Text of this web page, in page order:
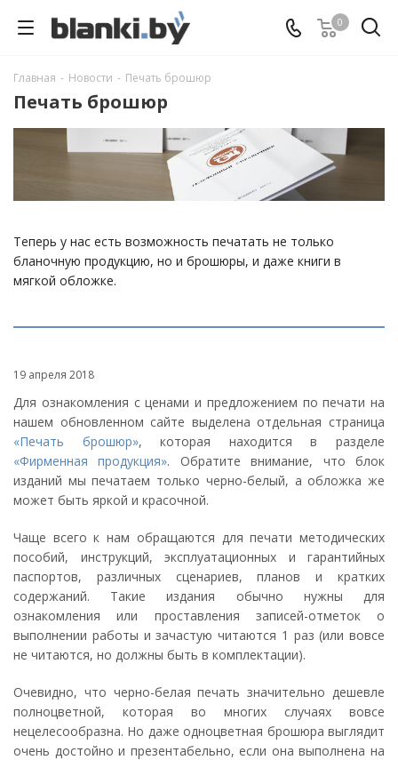
0
Главная - Новости - Печать брошюр
Печать брошюр
Теперь у нас есть возможность печатать не только
бланочную продукцию, но и брошюры, и даже книги в
мягкой обложке.
19 апреля 2018
Для ознакомления с ценами и предложением по печати на
нашем обновленном сайте выделена отдельная страница
«Печать брошюр», которая находится в разделе
«Фирменная продукция». Обратите внимание, что блок
изданий мы печатаем только черно-белый, а обложка же
может быть яркой и красочной.
Чаще всего к нам обращаются для печати методических
пособий, инструкций, эксплуатационных и гарантийных
паспортов, различных сценариев, планов и кратких
содержаний. Такие издания обычно нужны для
ознакомления или проставления записей-отметок о
выполнении работы и зачастую читаются 1 раз (или вовсе
не читаются, но должны быть в комплектации).
Очевидно, что черно-белая печать значительно дешевле
полноцветной, которая во многих случаях вовсе
нецелесообразна. Но даже одноцветная брошюра выглядит
очень достойно и презентабельно, если она выполнена на